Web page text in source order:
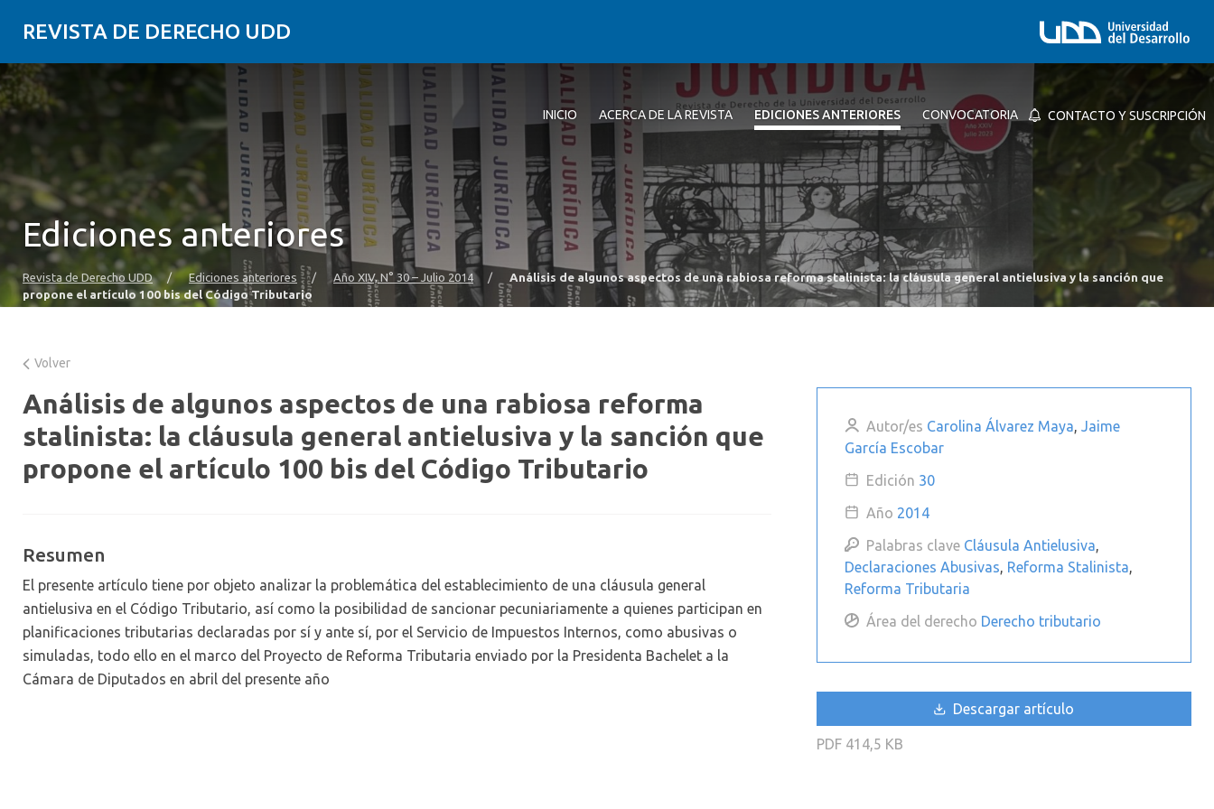
REVISTA DE DERECHO UDD
INICIO ACERCA DE LA REVISTA EDICIONES ANTERIORES CONVOCATORIA CONTACTO Y SUSCRIPCIÓN
Ediciones anteriores
Revista de Derecho UDD / Ediciones anteriores / Año XIV, N° 30 – Julio 2014 /
Análisis de algunos aspectos de una rabiosa reforma stalinista: la cláusula general antielusiva y la sanción que
propone el artículo 100 bis del Código Tributario
Volver
Análisis de algunos aspectos de una rabiosa reforma
stalinista: la cláusula general antielusiva y la sanción que
propone el artículo 100 bis del Código Tributario
Resumen
El presente artículo tiene por objeto analizar la problemática del establecimiento de una cláusula general
antielusiva en el Código Tributario, así como la posibilidad de sancionar pecuniariamente a quienes participan en
planificaciones tributarias declaradas por sí y ante sí, por el Servicio de Impuestos Internos, como abusivas o
simuladas, todo ello en el marco del Proyecto de Reforma Tributaria enviado por la Presidenta Bachelet a la
Cámara de Diputados en abril del presente año
Autor/es Carolina Álvarez Maya
Jaime
García Escobar
Edición 30
Año 2014
Palabras clave Cláusula Antielusiva
Declaraciones Abusivas Reforma Stalinista
Reforma Tributaria
Área del derecho Derecho tributario
Descargar artículo
PDF 414,5 KB